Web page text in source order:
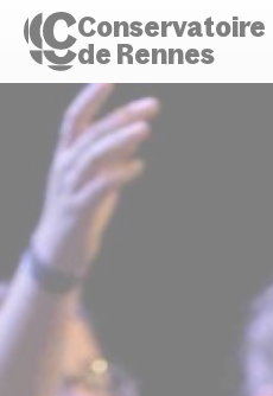
Conservatoire
de Rennes
Conservatoire de Rennes
Enseignements
Saison culturelle
Actions d'éducation